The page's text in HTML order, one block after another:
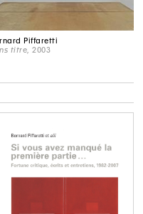
Piffaretti
titre , 2003